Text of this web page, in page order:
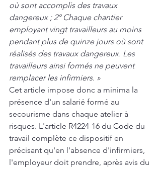
où sont accomplis des travaux
dangereux ; 2° Chaque chantier
employant vingt travailleurs au moins
pendant plus de quinze jours où sont
réalisés des travaux dangereux. Les
travailleurs ainsi formés ne peuvent
remplacer les infirmiers. »
Cet article impose donc a minima la
présence d'un salarié formé au
secourisme dans chaque atelier à
risques. L'article R4224-16 du Code du
travail complète ce dispositif en
précisant qu'en l'absence d'infirmiers,
l'employeur doit prendre, après avis du